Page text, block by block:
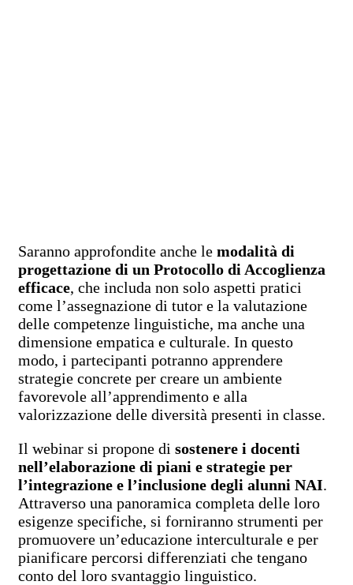
Saranno approfondite anche le modalità di
progettazione di un Protocollo di Accoglienza
efficace, che includa non solo aspetti pratici
come l’assegnazione di tutor e la valutazione
delle competenze linguistiche, ma anche una
dimensione empatica e culturale. In questo
modo, i partecipanti potranno apprendere
strategie concrete per creare un ambiente
favorevole all’apprendimento e alla
valorizzazione delle diversità presenti in classe.
Il webinar si propone di sostenere i docenti
nell’elaborazione di piani e strategie per
l’integrazione e l’inclusione degli alunni NAI.
Attraverso una panoramica completa delle loro
esigenze specifiche, si forniranno strumenti per
promuovere un’educazione interculturale e per
pianificare percorsi differenziati che tengano
conto del loro svantaggio linguistico.